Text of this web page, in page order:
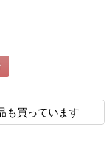
も買っています